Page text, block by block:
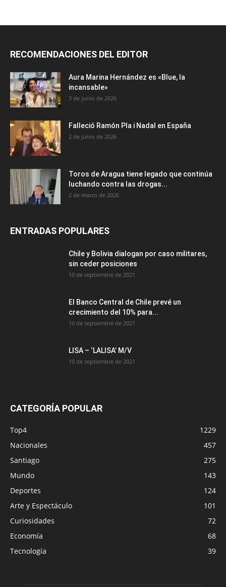
RECOMENDACIONES DEL EDITOR
Aura Marina Hernández es «Blue, la
incansable»
3 de junio de 2026
Falleció Ramón Pla i Nadal en España
2 de junio de 2026
Toros de Aragua tiene legado que continúa
luchando contra las drogas...
2 de marzo de 2026
ENTRADAS POPULARES
Chile y Bolivia dialogan por caso militares,
sin ceder posiciones
10 de septiembre de 2021
El Banco Central de Chile prevé un
crecimiento del 10% para...
10 de septiembre de 2021
LISA – ‘LALISA’ M/V
10 de septiembre de 2021
CATEGORÍA POPULAR
Top4
1229
Nacionales
457
Santiago
275
Mundo
143
Deportes
124
Arte y Espectáculo
101
Curiosidades
72
Economía
68
Tecnología
39